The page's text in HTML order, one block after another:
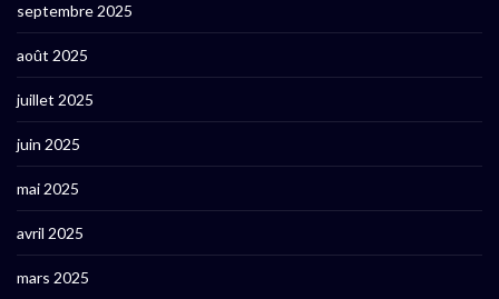
septembre 2025
août 2025
juillet 2025
juin 2025
mai 2025
avril 2025
mars 2025